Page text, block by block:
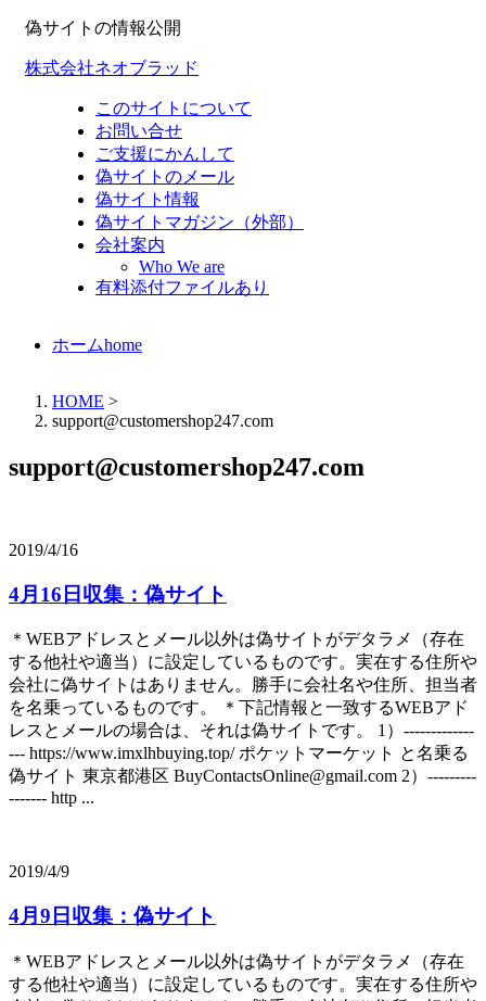
偽サイトの情報公開
株式会社ネオブラッド
このサイトについて
お問い合せ
ご支援にかんして
偽サイトのメール
偽サイト情報
偽サイトマガジン（外部）
会社案内
Who We are
有料添付ファイルあり
ホームhome
HOME >
support@customershop247.com
support@customershop247.com
2019/4/16
4月16日収集：偽サイト
＊WEBアドレスとメール以外は偽サイトがデタラメ（存在
する他社や適当）に設定しているものです。実在する住所や
会社に偽サイトはありません。勝手に会社名や住所、担当者
を名乗っているものです。 ＊下記情報と一致するWEBアド
レスとメールの場合は、それは偽サイトです。 1）-------------
--- https://www.imxlhbuying.top/ ポケットマーケット と名乗る
偽サイト 東京都港区 BuyContactsOnline@gmail.com 2）---------
------- http ...
2019/4/9
4月9日収集：偽サイト
＊WEBアドレスとメール以外は偽サイトがデタラメ（存在
する他社や適当）に設定しているものです。実在する住所や